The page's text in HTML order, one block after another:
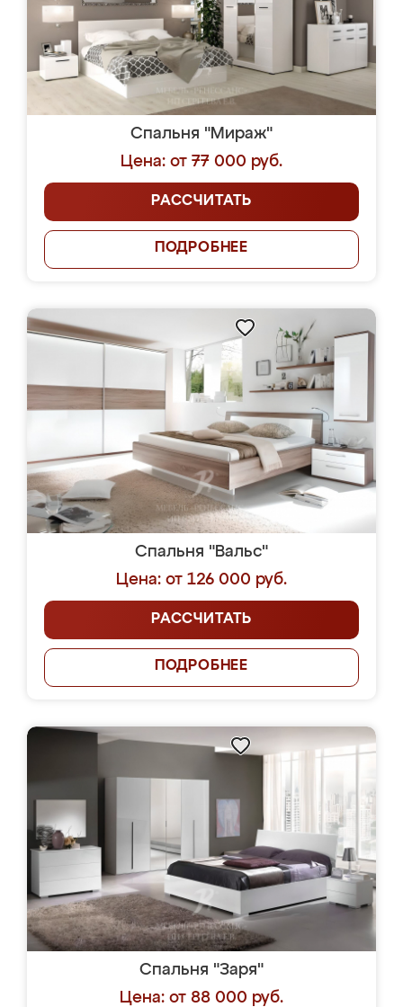
Спальня "Мираж"
Цена: от 77 000 руб.
РАССЧИТАТЬ
ПОДРОБНЕЕ
Спальня "Вальс"
Цена: от 126 000 руб.
РАССЧИТАТЬ
ПОДРОБНЕЕ
Спальня "Заря"
Цена: от 88 000 руб.